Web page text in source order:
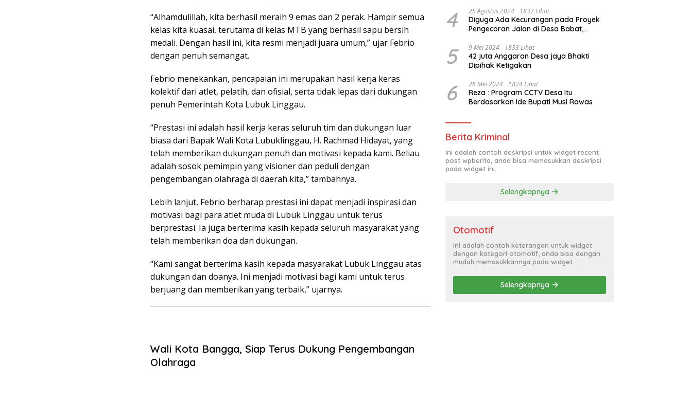
“Alhamdulillah, kita berhasil meraih 9 emas dan 2 perak. Hampir semua
kelas kita kuasai, terutama di kelas MTB yang berhasil sapu bersih
medali. Dengan hasil ini, kita resmi menjadi juara umum,” ujar Febrio
dengan penuh semangat.
Febrio menekankan, pencapaian ini merupakan hasil kerja keras
kolektif dari atlet, pelatih, dan ofisial, serta tidak lepas dari dukungan
penuh Pemerintah Kota Lubuk Linggau.
“Prestasi ini adalah hasil kerja keras seluruh tim dan dukungan luar
biasa dari Bapak Wali Kota Lubuklinggau, H. Rachmad Hidayat, yang
telah memberikan dukungan penuh dan motivasi kepada kami. Beliau
adalah sosok pemimpin yang visioner dan peduli dengan
pengembangan olahraga di daerah kita,” tambahnya.
Lebih lanjut, Febrio berharap prestasi ini dapat menjadi inspirasi dan
motivasi bagi para atlet muda di Lubuk Linggau untuk terus
berprestasi. Ia juga berterima kasih kepada seluruh masyarakat yang
telah memberikan doa dan dukungan.
“Kami sangat berterima kasih kepada masyarakat Lubuk Linggau atas
dukungan dan doanya. Ini menjadi motivasi bagi kami untuk terus
berjuang dan memberikan yang terbaik,” ujarnya.
Wali Kota Bangga, Siap Terus Dukung Pengembangan
Olahraga
4 25 Agustus 2024 1837 Lihat
Diguga Ada Kecurangan pada Proyek
Pengecoran Jalan di Desa Babat,
5 9 Mei 2024 1833 Lihat
42 juta Anggaran Desa jaya Bhakti
Dipihak Ketigakan
6 28 Mei 2024 1824 Lihat
Reza : Program CCTV Desa Itu
Berdasarkan Ide Bupati Musi Rawas
Berita Kriminal
Ini adalah contoh deskripsi untuk widget recent
post wpberita, anda bisa memasukkan deskripsi
pada widget ini.
Selengkapnya
Otomotif
Ini adalah contoh keterangan untuk widget
dengan kategori otomotif, anda bisa dengan
mudah memasukkannya pada widget.
Selengkapnya